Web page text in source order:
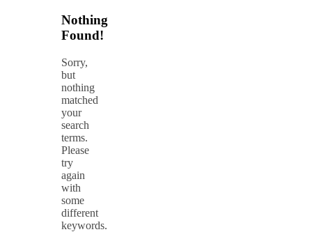
Nothing
Found!
Sorry,
but
nothing
matched
your
search
terms.
Please
try
again
with
some
different
keywords.